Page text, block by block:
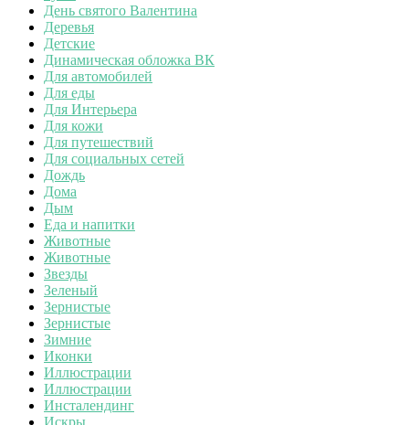
День святого Валентина
Деревья
Детские
Динамическая обложка ВК
Для автомобилей
Для еды
Для Интерьера
Для кожи
Для путешествий
Для социальных сетей
Дождь
Дома
Дым
Еда и напитки
Животные
Животные
Звезды
Зеленый
Зернистые
Зернистые
Зимние
Иконки
Иллюстрации
Иллюстрации
Инсталендинг
Искры